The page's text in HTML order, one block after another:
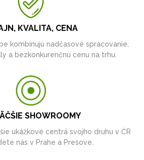
KVALITA, CENA
kombinujú nadčasové spracovanie,
a bezkonkurenčnú cenu na trhu.
SHOWROOMY
ukážkové centrá svojho druhu v ČR
nás v Prahe a Prešove.